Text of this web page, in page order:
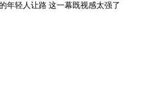
年轻人让路 这一幕既视感太强了